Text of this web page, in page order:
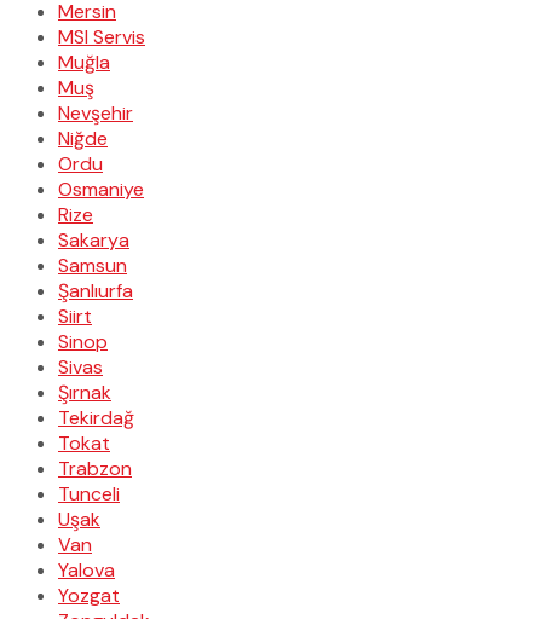
Mersin
MSI Servis
Muğla
Muş
Nevşehir
Niğde
Ordu
Osmaniye
Rize
Sakarya
Samsun
Şanlıurfa
Siirt
Sinop
Sivas
Şırnak
Tekirdağ
Tokat
Trabzon
Tunceli
Uşak
Van
Yalova
Yozgat